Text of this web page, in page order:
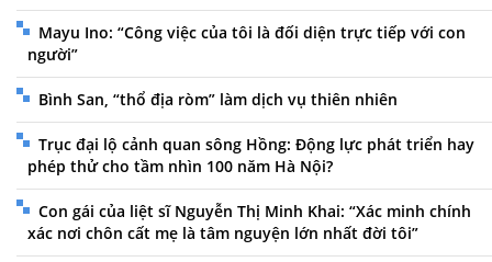
Mayu Ino: “Công việc của tôi là đối diện trực tiếp với con
người”
Bình San, “thổ địa ròm” làm dịch vụ thiên nhiên
Trục đại lộ cảnh quan sông Hồng: Động lực phát triển hay
phép thử cho tầm nhìn 100 năm Hà Nội?
Con gái của liệt sĩ Nguyễn Thị Minh Khai: “Xác minh chính
xác nơi chôn cất mẹ là tâm nguyện lớn nhất đời tôi”